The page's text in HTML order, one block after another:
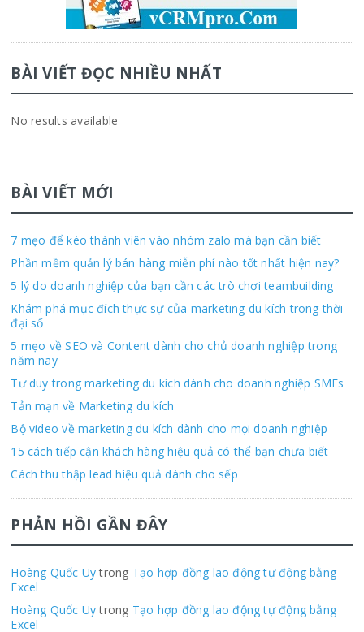
BÀI VIẾT ĐỌC NHIỀU NHẤT
No results available
BÀI VIẾT MỚI
7 mẹo để kéo thành viên vào nhóm zalo mà bạn cần biết
Phần mềm quản lý bán hàng miễn phí nào tốt nhất hiện nay?
5 lý do doanh nghiệp của bạn cần các trò chơi teambuilding
Khám phá mục đích thực sự của marketing du kích trong thời
đại số
5 mẹo về SEO và Content dành cho chủ doanh nghiệp trong
năm nay
Tư duy trong marketing du kích dành cho doanh nghiệp SMEs
Tản mạn về Marketing du kích
Bộ video về marketing du kích dành cho mọi doanh nghiệp
15 cách tiếp cận khách hàng hiệu quả có thể bạn chưa biết
Cách thu thập lead hiệu quả dành cho sếp
PHẢN HỒI GẦN ĐÂY
Hoàng Quốc Uytrong Tạo hợp đồng lao động tự động bằng
Excel
Hoàng Quốc Uytrong Tạo hợp đồng lao động tự động bằng
Excel